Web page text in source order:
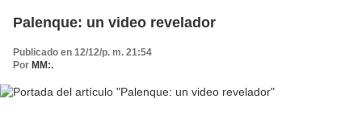
Palenque: un video revelador
Publicado en 12/12/p. m. 21:54
Por MM:.